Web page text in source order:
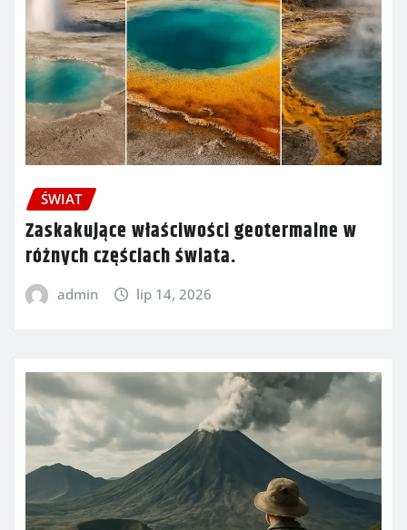
ŚWIAT
Zaskakujące właściwości geotermalne w
różnych częściach świata.
admin lip 14, 2026